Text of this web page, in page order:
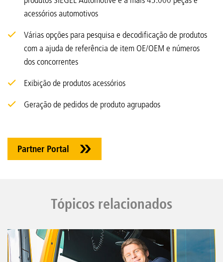
acessórios automotivos
Várias opções para pesquisa e decodificação de produtos
com a ajuda de referência de item OE/OEM e números
dos concorrentes
Exibição de produtos acessórios
Geração de pedidos de produto agrupados
Partner Portal
Tópicos relacionados